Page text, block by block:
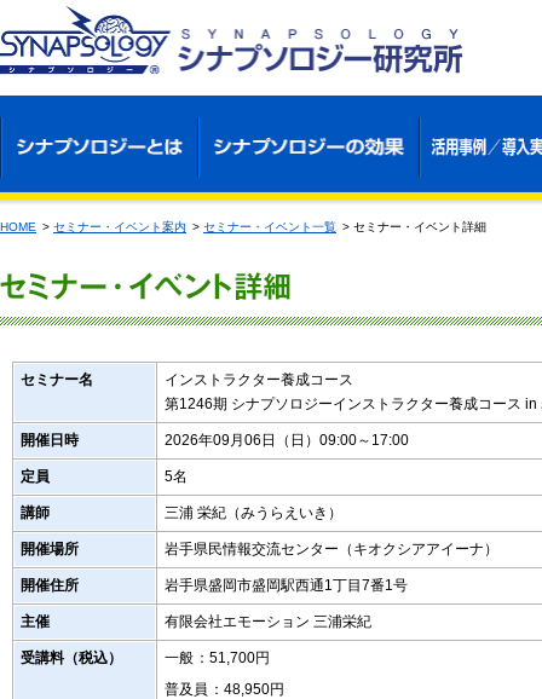
HOME > セミナー・イベント案内 > セミナー・イベント一覧 > セミナー・イベント詳細
セミナー名
インストラクター養成コース
第1246期 シナプソロジーインストラクター養成コース in
開催日時 2026年09月06日（日）09:00～17:00
定員 5名
講師 三浦 栄紀（みうらえいき）
開催場所 岩手県民情報交流センター（キオクシアアイーナ）
開催住所 岩手県盛岡市盛岡駅西通1丁目7番1号
主催 有限会社エモーション 三浦栄紀
受講料（税込） 一般 ：51,700円
普及員 ：48,950円